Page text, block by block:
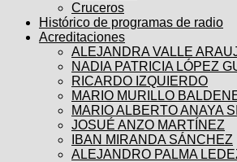
Cruceros
Histórico de programas de radio
Acreditaciones
ALEJANDRA VALLE
NADIA PATRICIA LÓPEZ
RICARDO IZQUIERDO
MARIO MURILLO
MARIO ALBERTO ANAYA
JOSUÉ ANZO MARTÍNEZ
IBAN MIRANDA SÁNCHEZ
ALEJANDRO PALMA